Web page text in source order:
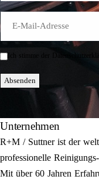
Mail
Einwilligung
Ich stimme der
Absenden
Unternehmen
R+M / Suttner ist der
professionelle
Mit über 60 Jahren